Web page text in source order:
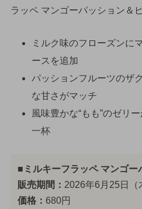
ラッペ マンゴーパッション＆
ミルク味のフローズンに
ースを追加
パッションフルーツのザ
な甘さがマッチ
風味豊かな“もも”のゼリ
一杯
■ミルキーフラッペ マンゴー
販売期間： 2026年6月25日（
価格： 680円